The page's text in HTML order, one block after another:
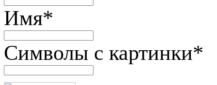
Имя*
Символы с картинки*